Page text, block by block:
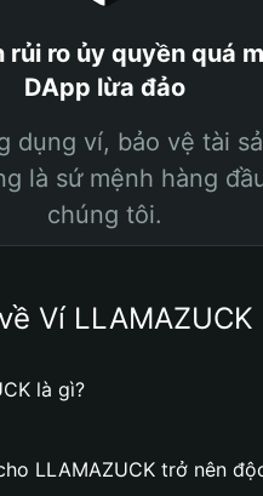
rủi ro ủy quyền quá
DApp lừa đảo
dụng ví, bảo vệ tài
là sứ mệnh hàng
chúng tôi.
Ví LLAMAZUCK
là gì?
LLAMAZUCK trở nên